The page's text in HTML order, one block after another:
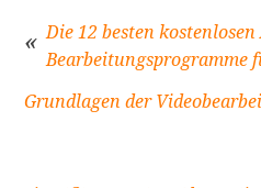
Die 12 besten
Bearbeitungsprogramme
Grundlagen der